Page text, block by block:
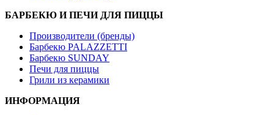
БАРБЕКЮ И ПЕЧИ ДЛЯ ПИЦЦЫ
Производители (бренды)
Барбекю PALAZZETTI
Барбекю SUNDAY
Печи для пиццы
Грили из керамики
ИНФОРМАЦИЯ